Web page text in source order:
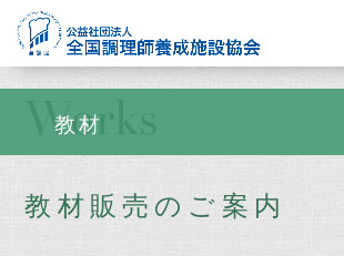
Works
教材
教材販売のご案内